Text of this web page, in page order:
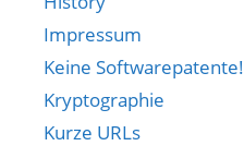
Impressum
Keine Softwarepatente!
Kryptographie
Kurze URLs